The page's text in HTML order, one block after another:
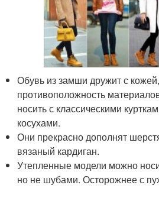
Обувь из замши дружит с
противоположность
носить с классическими
косухами.
Они прекрасно дополнят
вязаный кардиган.
Утепленные модели можно
но не шубами. Осторожнее с